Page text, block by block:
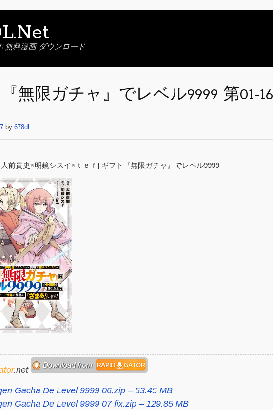
無料漫画 ダウンロード
無限ガチャ』でレベル9999 第01-16
by 678dl
前貴史×明鏡シスイ×ｔｅｆ] ギフト『無限ガチャ』でレベル9999
.net
Gacha De Level 9999 06.zip – 53.45 MB
Gacha De Level 9999 07 fix.zip – 129.85 MB